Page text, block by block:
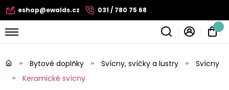
eshop@ewalds.cz 031 / 780 75 68
Bytové doplňky Svícny, svíčky a lustry
Svícny
Keramické svícny